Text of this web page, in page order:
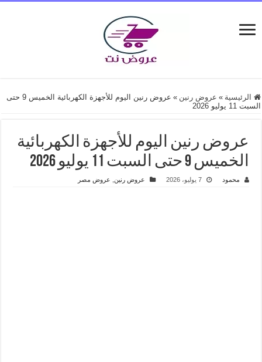
الرئيسية » عروض رنين »
عروض رنين اليوم للأجهزة الكهربائية الخميس 9 حتى
السبت 11 يوليو 2026
عروض رنين اليوم للأجهزة الكهربائية
الخميس 9 حتى السبت 11 يوليو 2026
محمود 7 يوليو، 2026 عروض رنين, عروض مصر